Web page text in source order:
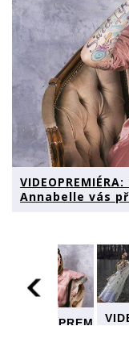
Annabelle vás
VIDEOPREMIÉRA: